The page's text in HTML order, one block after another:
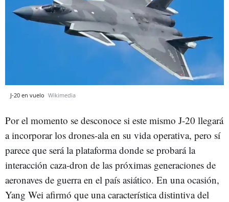
J-20 en vuelo Wikimedia
Por el momento se desconoce si este mismo J-20 llegará
a incorporar los drones-ala en su vida operativa, pero sí
parece que será la plataforma donde se probará la
interacción caza-dron de las próximas generaciones de
aeronaves de guerra en el país asiático. En una ocasión,
Yang Wei afirmó que una característica distintiva del